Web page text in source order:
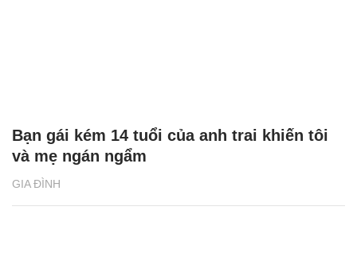
GIA ĐÌNH
Bạn gái kém 14 tuổi của anh trai khiến tôi
và mẹ ngán ngẩm